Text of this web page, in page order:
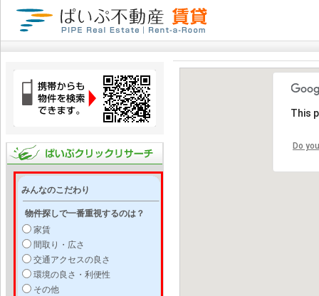
みんなのこだわり
物件探しで一番重視するのは？
家賃
間取り・広さ
交通アクセスの良さ
環境の良さ・利便性
その他
This
Do